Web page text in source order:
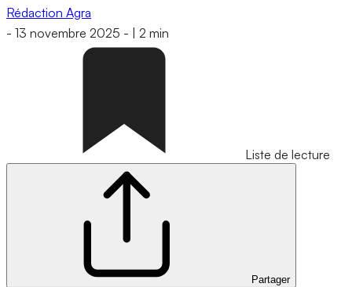
Rédaction Agra
- 13 novembre 2025 - 2 min
Liste de lecture
Partager